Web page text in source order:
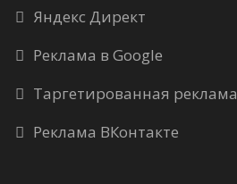
Яндекс Директ
Реклама в Google
Таргетированная реклама
Реклама ВКонтакте